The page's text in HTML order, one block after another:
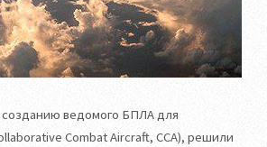
ведомого БПЛА для
Сombat Аircraft, CCA), решили